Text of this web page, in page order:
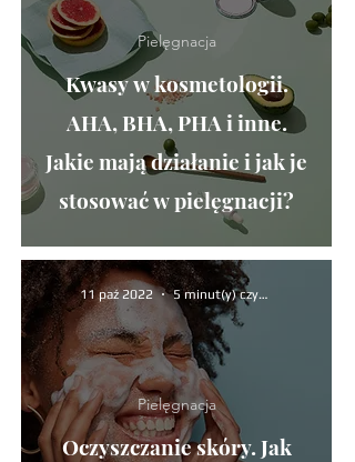
Kwasy w kosmetologii.
AHA, BHA, PHA i inne.
Jakie mają działanie i jak je
stosować w pielęgnacji?
Pielęgnacja
Oczyszczanie skóry. Jak
Pielęgnacja
11 paź 2022 5 minut(y) czytania